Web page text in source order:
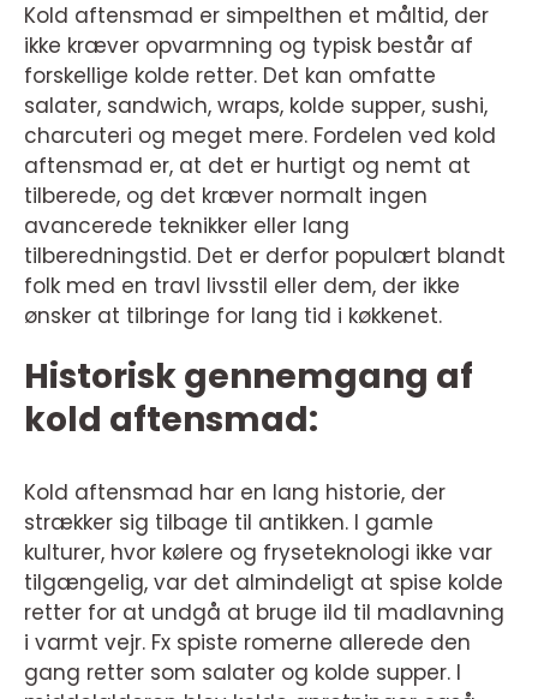
Kold aftensmad er simpelthen et måltid, der
ikke kræver opvarmning og typisk består af
forskellige kolde retter. Det kan omfatte
salater, sandwich, wraps, kolde supper, sushi,
charcuteri og meget mere. Fordelen ved kold
aftensmad er, at det er hurtigt og nemt at
tilberede, og det kræver normalt ingen
avancerede teknikker eller lang
tilberedningstid. Det er derfor populært blandt
folk med en travl livsstil eller dem, der ikke
ønsker at tilbringe for lang tid i køkkenet.
Historisk gennemgang af
kold aftensmad:
Kold aftensmad har en lang historie, der
strækker sig tilbage til antikken. I gamle
kulturer, hvor kølere og fryseteknologi ikke var
tilgængelig, var det almindeligt at spise kolde
retter for at undgå at bruge ild til madlavning
i varmt vejr. Fx spiste romerne allerede den
gang retter som salater og kolde supper. I